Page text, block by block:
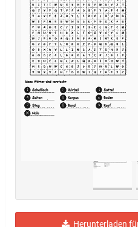
Herunterladen